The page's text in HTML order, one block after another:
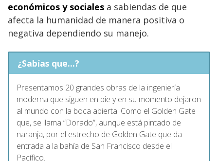
económicos y sociales a sabiendas de que
afecta la humanidad de manera positiva o
negativa dependiendo su manejo.
¿Sabías que...?
Presentamos 20 grandes obras de la ingeniería
moderna que siguen en pie y en su momento dejaron
al mundo con la boca abierta. Como el Golden Gate
que, se llama “Dorado”, aunque está pintado de
naranja, por el estrecho de Golden Gate que da
entrada a la bahía de San Francisco desde el
Pacífico.